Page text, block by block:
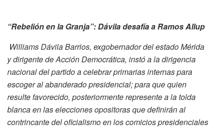
“Rebelión en la Granja”: Dávila desafía a Ramos Allup
Williams Dávila Barrios, exgobernador del estado Mérida
y dirigente de Acción Democrática, instó a la dirigencia
nacional del partido a celebrar primarias internas para
escoger al abanderado presidencial; para que quien
resulte favorecido, posteriormente represente a la tolda
blanca en las elecciones opositoras que definirán al
contrincante del oficialismo en los comicios presidenciales